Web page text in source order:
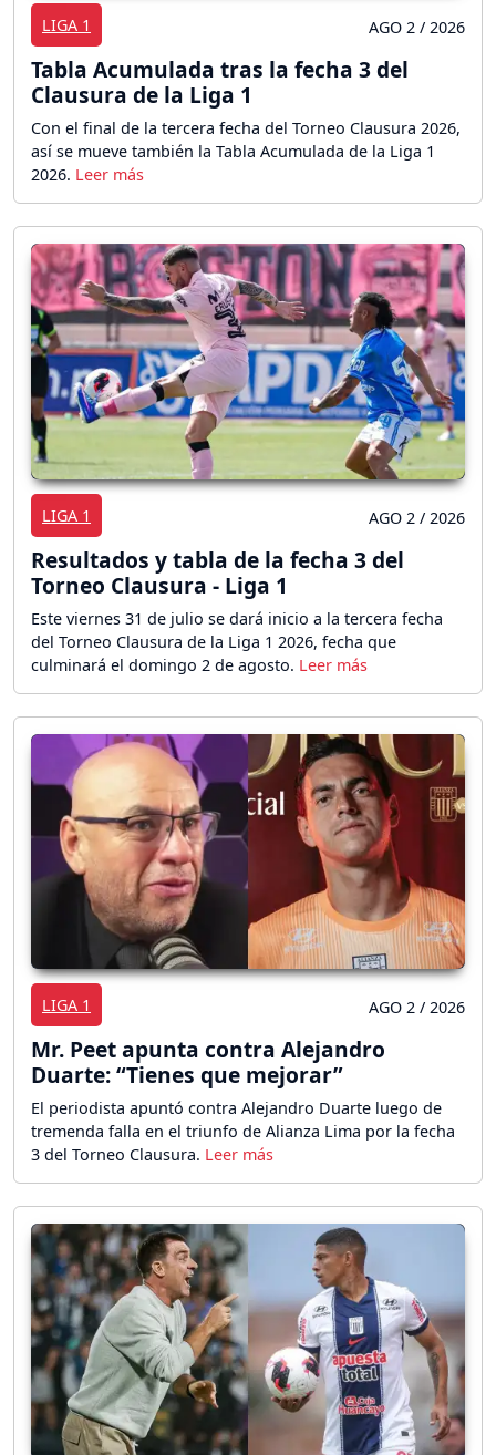
LIGA 1 AGO 2 / 2026
Tabla Acumulada tras la fecha 3 del
Clausura de la Liga 1
Con el final de la tercera fecha del Torneo Clausura 2026,
así se mueve también la Tabla Acumulada de la Liga 1
2026.
LIGA 1 AGO 2 / 2026
Resultados y tabla de la fecha 3 del
Torneo Clausura - Liga 1
Este viernes 31 de julio se dará inicio a la tercera fecha
del Torneo Clausura de la Liga 1 2026, fecha que
culminará el domingo 2 de agosto.
LIGA 1 AGO 2 / 2026
Mr. Peet apunta contra Alejandro
Duarte: “Tienes que mejorar”
El periodista apuntó contra Alejandro Duarte luego de
tremenda falla en el triunfo de Alianza Lima por la fecha
3 del Torneo Clausura.